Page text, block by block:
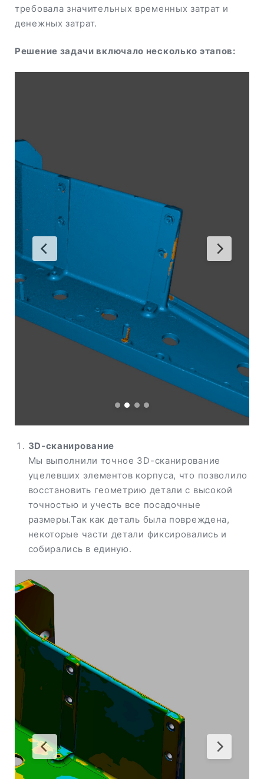
требовала значительных временных затрат и
денежных затрат.
Решение задачи включало несколько этапов:
3D-сканирование
Мы выполнили точное 3D-сканирование
уцелевших элементов корпуса, что позволило
восстановить геометрию детали с высокой
точностью и учесть все посадочные
размеры.Так как деталь была повреждена,
некоторые части детали фиксировались и
собирались в единую.